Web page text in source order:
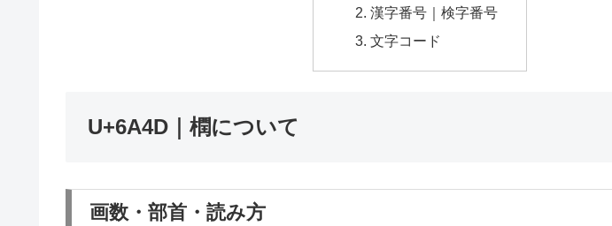
漢字番号｜検字番号
文字コード
U+6A4D｜橍について
画数・部首・読み方